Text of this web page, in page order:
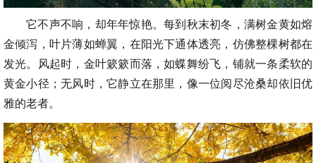
它不声不响，却年年惊艳。每到秋末初冬，满树金黄如熔
金倾泻，叶片薄如蝉翼，在阳光下通体透亮，仿佛整棵树都在
发光。风起时，金叶簌簌而落，如蝶舞纷飞，铺就一条柔软的
黄金小径；无风时，它静立在那里，像一位阅尽沧桑却依旧优
雅的老者。